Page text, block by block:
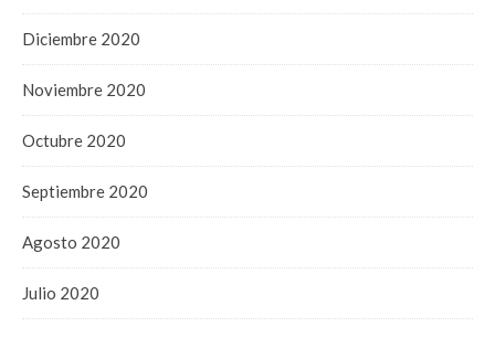
Diciembre 2020
Noviembre 2020
Octubre 2020
Septiembre 2020
Agosto 2020
Julio 2020